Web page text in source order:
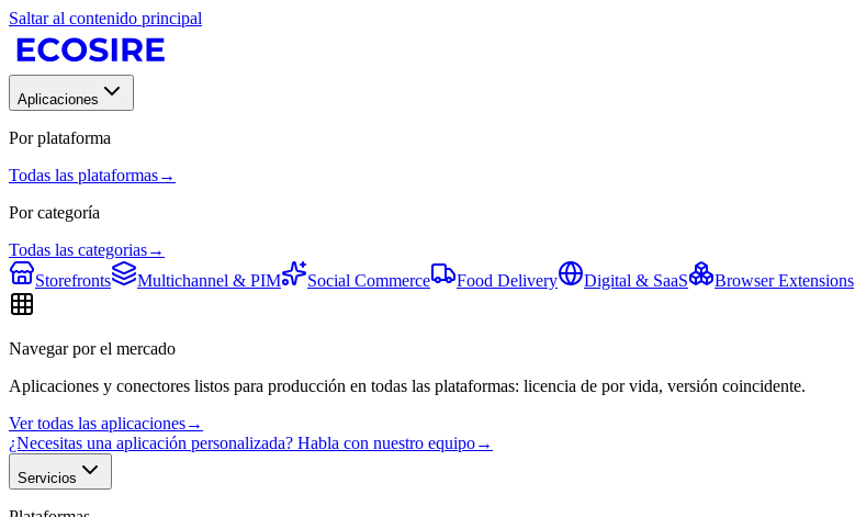
Saltar al contenido principal
Aplicaciones
Por plataforma
Todas las plataformas→
Por categoría
Todas las categorias→
Storefronts
Multichannel & PIM Social Commerce Food Delivery Digital & SaaS Browser Extensions
Navegar por el mercado
Aplicaciones y conectores listos para producción en todas las plataformas: licencia de por vida, versión coincidente.
Ver todas las aplicaciones→
¿Necesitas una aplicación personalizada? Habla con nuestro equipo→
Servicios